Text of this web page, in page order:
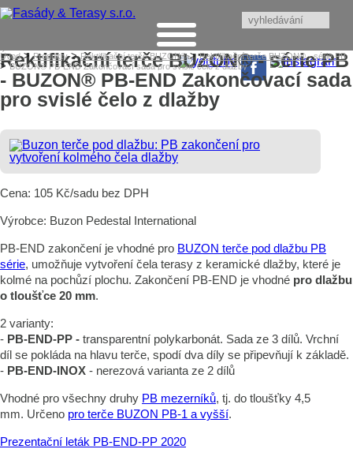
Úvod>Produkty>Rektifikační terče BUZON®>Rektifikační terče BUZON® - série PB
>BUZON® PB-END Zakončovací sada pro svislé čelo z dlažby
Rektifikační terče BUZON® - série PB
- BUZON® PB-END Zakončovací sada
pro svislé čelo z dlažby
Cena: 105 Kč/sadu bez DPH
Výrobce: Buzon Pedestal International
PB-END zakončení je vhodné pro BUZON terče pod dlažbu PB
série, umožňuje vytvoření čela terasy z keramické dlažby, které je
kolmé na pochůzí plochu. Zakončení PB-END je vhodné pro dlažbu
o tloušťce 20 mm.
2 varianty:
- PB-END-PP - transparentní polykarbonát. Sada ze 3 dílů. Vrchní
díl se pokláda na hlavu terče, spodí dva díly se připevňují k základě.
- PB-END-INOX - nerezová varianta ze 2 dílů
Vhodné pro všechny druhy PB mezerníků, tj. do tloušťky 4,5
mm. Určeno pro terče BUZON PB-1 a vyšší.
Prezentační leták PB-END-PP 2020